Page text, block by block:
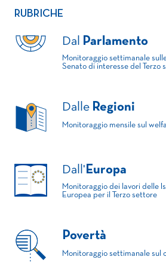
RUBRICHE
Dal Parlamento
Monitoraggio settimanale
Senato di interesse del Terzo
Dalle Regioni
Monitoraggio mensile sul
Dall' Europa
Monitoraggio dei lavori delle
Europea per il Terzo settore
Povertà
Monitoraggio settimanale sul